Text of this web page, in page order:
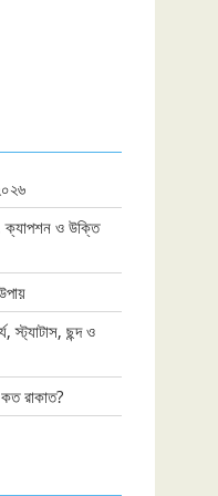
ক্যাপশন ও উক্তি
ছন্দ ও
রাকাত?